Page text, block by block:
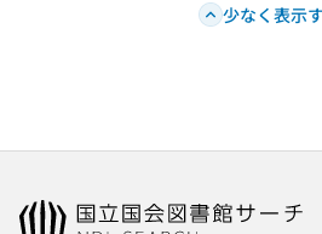
少なく表示